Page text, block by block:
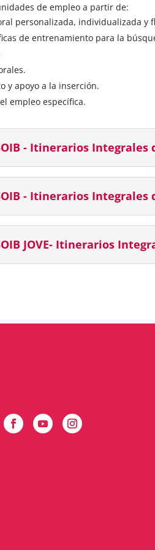
de empleo a partir de:
personalizada, individualizada y
de entrenamiento para la
y apoyo a la inserción.
empleo específica.
- Itinerarios Integrales
- Itinerarios Integrales
JOVE- Itinerarios